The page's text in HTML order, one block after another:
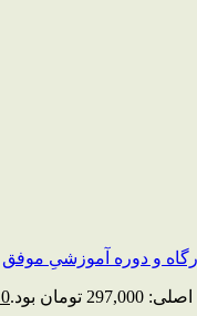
و دوره آموزشیِ موفق
تومان بود. 0